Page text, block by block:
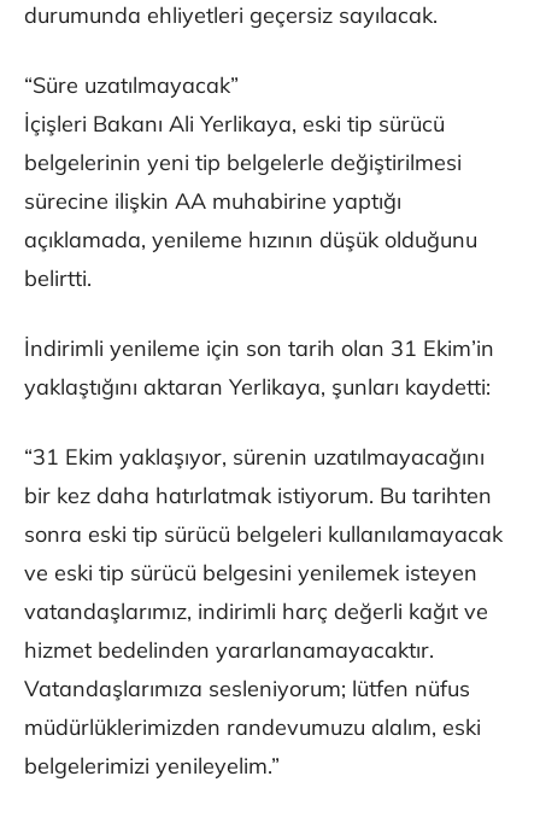
durumunda ehliyetleri geçersiz sayılacak.
“Süre uzatılmayacak”
İçişleri Bakanı Ali Yerlikaya, eski tip sürücü
belgelerinin yeni tip belgelerle değiştirilmesi
sürecine ilişkin AA muhabirine yaptığı
açıklamada, yenileme hızının düşük olduğunu
belirtti.
İndirimli yenileme için son tarih olan 31 Ekim’in
yaklaştığını aktaran Yerlikaya, şunları kaydetti:
“31 Ekim yaklaşıyor, sürenin uzatılmayacağını
bir kez daha hatırlatmak istiyorum. Bu tarihten
sonra eski tip sürücü belgeleri kullanılamayacak
ve eski tip sürücü belgesini yenilemek isteyen
vatandaşlarımız, indirimli harç değerli kağıt ve
hizmet bedelinden yararlanamayacaktır.
Vatandaşlarımıza sesleniyorum; lütfen nüfus
müdürlüklerimizden randevumuzu alalım, eski
belgelerimizi yenileyelim.”